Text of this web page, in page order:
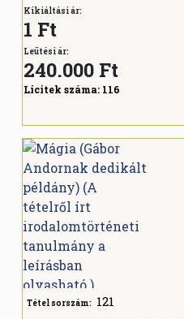
Kikiáltási ár:
1 Ft
Leütési ár:
240.000 Ft
Licitek száma: 116
Tétel sorszám: 121